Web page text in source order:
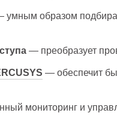
образом
— преобразует
— обеспечит
мониторинг и